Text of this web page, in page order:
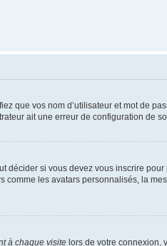
que vos nom d’utilisateur et mot de
ait une erreur de configuration de
décider si vous devez vous inscrire
les avatars personnalisés, la
à chaque visite lors de votre connexion,